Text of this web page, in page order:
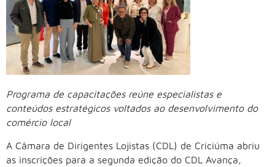
Programa de capacitações reúne especialistas e
conteúdos estratégicos voltados ao desenvolvimento do
comércio local
A Câmara de Dirigentes Lojistas (CDL) de Criciúma abriu
as inscrições para a segunda edição do CDL Avança,